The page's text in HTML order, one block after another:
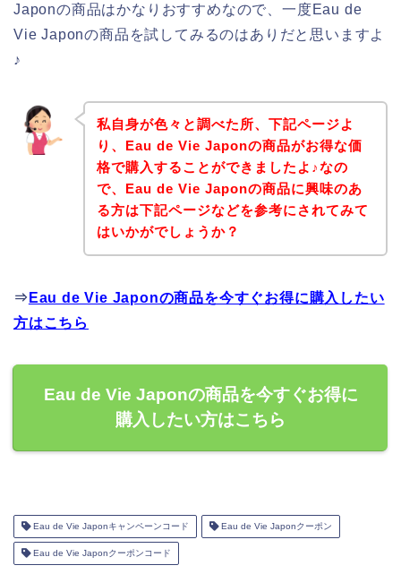
Japonの商品はかなりおすすめなので、一度Eau de
Vie Japonの商品を試してみるのはありだと思いますよ
♪
私自身が色々と調べた所、下記ページよ
り、Eau de Vie Japonの商品がお得な価
格で購入することができましたよ♪なの
で、Eau de Vie Japonの商品に興味のあ
る方は下記ページなどを参考にされてみて
はいかがでしょうか？
⇒ Eau de Vie Japonの商品を今すぐお得に購入したい
方はこちら
Eau de Vie Japonの商品を今すぐお得に
購入したい方はこちら
Eau de Vie Japonキャンペーンコード Eau de Vie Japonクーポン
Eau de Vie Japonクーポンコード